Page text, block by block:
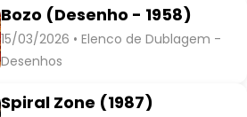
Bozo (Desenho - 1958)
15/03/2026 • Elenco de Dublagem -
Desenhos
Spiral Zone (1987)